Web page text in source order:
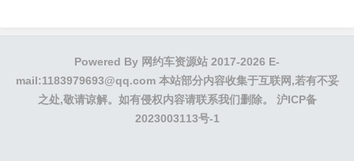
Powered By 网约车资源站 2017-2026 E-
mail:1183979693@qq.com 本站部分内容收集于互联网,若有不妥
之处,敬请谅解。如有侵权内容请联系我们删除。 沪ICP备
2023003113号-1